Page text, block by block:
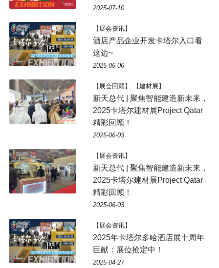
2025-07-10
【展会资讯】
酒店产品企业开发卡塔尔入口看
这边~
2025-06-06
【展会回顾】 【建材展】
新天总代 | 聚焦智能建造新未来，
2025卡塔尔建材展Project Qatar
精彩回顾！
2025-06-03
【展会资讯】
新天总代 | 聚焦智能建造新未来，
2025卡塔尔建材展Project Qatar
精彩回顾！
2025-06-03
【展会资讯】
2025年卡塔尔多哈酒店展十周年
巨献：展位抢定中！
2025-04-27